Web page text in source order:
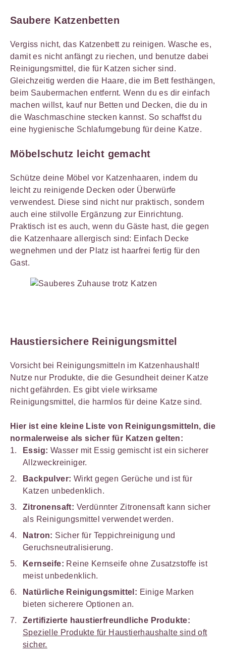
Saubere Katzenbetten
Vergiss nicht, das Katzenbett zu reinigen. Wasche es,
damit es nicht anfängt zu riechen, und benutze dabei
Reinigungsmittel, die für Katzen sicher sind.
Gleichzeitig werden die Haare, die im Bett festhängen,
beim Saubermachen entfernt. Wenn du es dir einfach
machen willst, kauf nur Betten und Decken, die du in
die Waschmaschine stecken kannst. So schaffst du
eine hygienische Schlafumgebung für deine Katze.
Möbelschutz leicht gemacht
Schütze deine Möbel vor Katzenhaaren, indem du
leicht zu reinigende Decken oder Überwürfe
verwendest. Diese sind nicht nur praktisch, sondern
auch eine stilvolle Ergänzung zur Einrichtung.
Praktisch ist es auch, wenn du Gäste hast, die gegen
die Katzenhaare allergisch sind: Einfach Decke
wegnehmen und der Platz ist haarfrei fertig für den
Gast.
Haustiersichere Reinigungsmittel
Vorsicht bei Reinigungsmitteln im Katzenhaushalt!
Nutze nur Produkte, die die Gesundheit deiner Katze
nicht gefährden. Es gibt viele wirksame
Reinigungsmittel, die harmlos für deine Katze sind.
Hier ist eine kleine Liste von Reinigungsmitteln, die
normalerweise als sicher für Katzen gelten:
Essig: Wasser mit Essig gemischt ist ein sicherer
Allzweckreiniger.
Backpulver: Wirkt gegen Gerüche und ist für
Katzen unbedenklich.
Zitronensaft: Verdünnter Zitronensaft kann sicher
als Reinigungsmittel verwendet werden.
Natron: Sicher für Teppichreinigung und
Geruchsneutralisierung.
Kernseife: Reine Kernseife ohne Zusatzstoffe ist
meist unbedenklich.
Natürliche Reinigungsmittel: Einige Marken
bieten sicherere Optionen an.
Zertifizierte haustierfreundliche Produkte:
Spezielle Produkte für Haustierhaushalte sind oft
sicher.